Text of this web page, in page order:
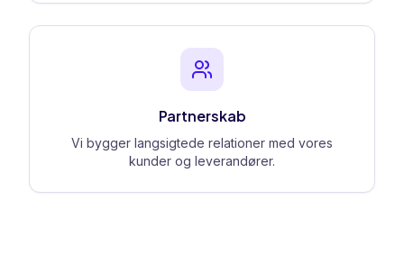
Partnerskab
Vi bygger langsigtede relationer med vores
kunder og leverandører.